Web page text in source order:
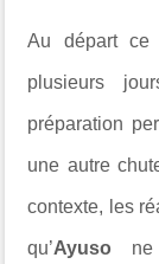
Au départ ce
plusieurs
préparation
une autre
contexte, les
qu’Ayuso